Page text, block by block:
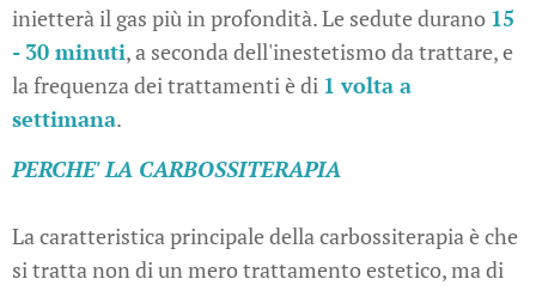
inietterà il gas più in profondità. Le sedute durano 15
- 30 minuti, a seconda dell'inestetismo da trattare, e
la frequenza dei trattamenti è di 1 volta a
settimana.
PERCHE' LA CARBOSSITERAPIA
La caratteristica principale della carbossiterapia è che
si tratta non di un mero trattamento estetico, ma di